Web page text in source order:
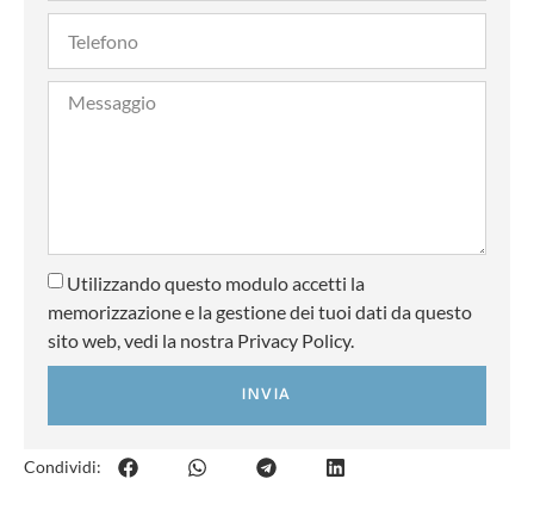
Utilizzando questo modulo accetti la
memorizzazione e la gestione dei tuoi dati da questo
sito web, vedi la nostra Privacy Policy.
INVIA
Condividi: